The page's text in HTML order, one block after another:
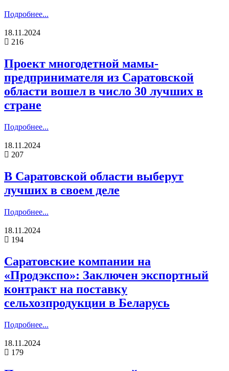
Подробнее...
18.11.2024
216
Проект многодетной мамы-
предпринимателя из Саратовской
области вошел в число 30 лучших в
стране
Подробнее...
18.11.2024
207
В Саратовской области выберут
лучших в своем деле
Подробнее...
18.11.2024
194
Саратовские компании на
«Продэкспо»: Заключен экспортный
контракт на поставку
сельхозпродукции в Беларусь
Подробнее...
18.11.2024
179